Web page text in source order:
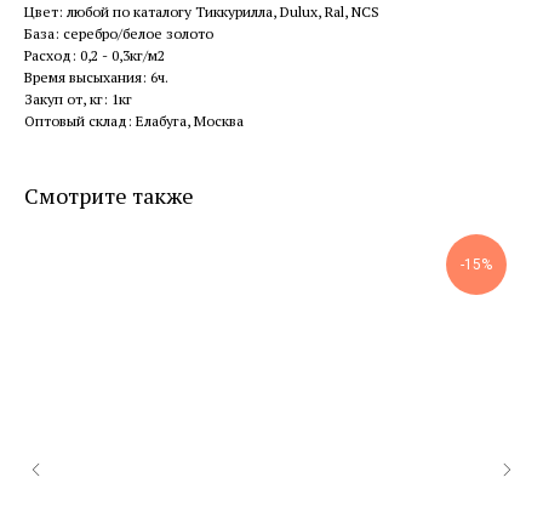
Цвет: любой по каталогу Тиккурилла, Dulux, Ral, NCS
База: серебро/белое золото
Расход: 0,2 - 0,3кг/м2
Время высыхания: 6ч.
Закуп от, кг: 1кг
Оптовый склад: Елабуга, Москва
Смотрите также
-15%